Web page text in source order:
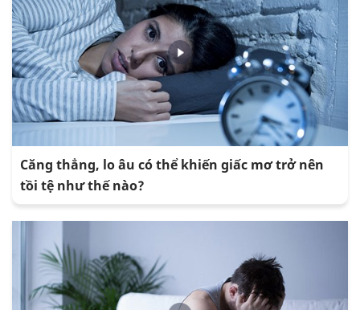
Căng thẳng, lo âu có thể khiến giấc mơ trở nên
tồi tệ như thế nào?